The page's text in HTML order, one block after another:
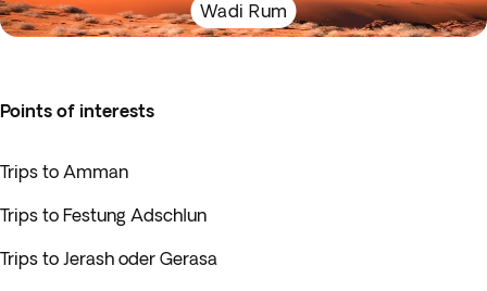
Wadi Rum
Points of interests
Trips to Amman
Trips to Festung Adschlun
Trips to Jerash oder Gerasa